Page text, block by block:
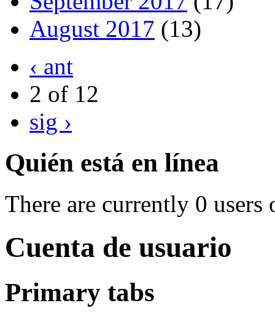
August 2017 (13)
‹ ant
2 of 12
sig ›
Quién está en línea
There are currently 0 users
Cuenta de usuario
Primary tabs